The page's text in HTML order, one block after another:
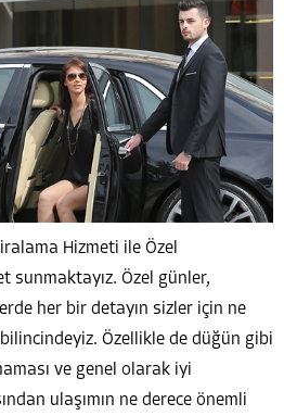
Hizmeti ile Özel
sunmaktayız. Özel günler,
her bir detayın sizler için ne
Özellikle de düğün gibi
ve genel olarak iyi
ulaşımın ne derece önemli